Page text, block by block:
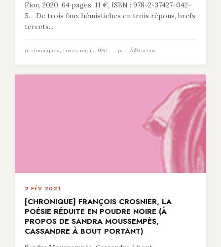
Fioc, 2020, 64 pages, 11 €, ISBN : 978-2-37427-042-
5. De trois faux hémistiches en trois répons, brefs
tercets...
in chroniques, Livres reçus, UNE — par rÃ©daction
2 FÉV 2021
[CHRONIQUE] FRANÇOIS CROSNIER, LA
POÉSIE RÉDUITE EN POUDRE NOIRE (À
PROPOS DE SANDRA MOUSSEMPÈS,
CASSANDRE À BOUT PORTANT)